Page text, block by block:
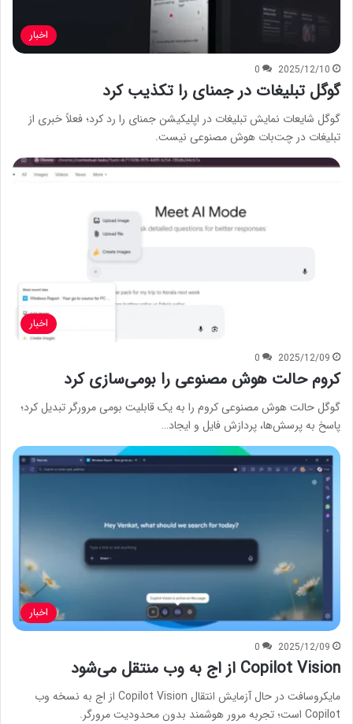
اخبار
2025/12/10
0
گوگل تبلیغات در جمنای را تکذیب کرد
گوگل شایعات نمایش تبلیغات در اپلیکیشن جمنای را رد کرد؛ فعلاً خبری از
تبلیغات در چت‌بات هوش مصنوعی نیست.
اخبار
2025/12/09
0
کروم حالت هوش مصنوعی را بومی‌سازی کرد
گوگل حالت هوش مصنوعی کروم را به یک قابلیت بومی مرورگر تبدیل کرد؛
پاسخ به پرسش‌ها، پردازش فایل و ایجاد…
اخبار
2025/12/09
0
Copilot Vision از اج به وب منتقل می‌شود
مایکروسافت در حال آزمایش انتقال Copilot Vision از اج به نسخه وب
Copilot است؛ تجربه مرور هوشمند بدون محدودیت مرورگر.